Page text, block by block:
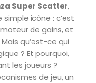
Super Scatter,
simple icône : c’est
de gains, et
qu’est-ce qui
? Et pourquoi,
les joueurs ?
de jeu, un